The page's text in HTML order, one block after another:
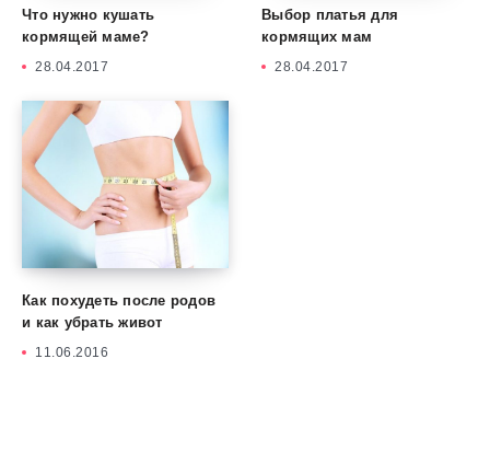
Что нужно кушать
кормящей маме?
28.04.2017
Выбор платья для
кормящих мам
28.04.2017
Как похудеть после родов
и как убрать живот
11.06.2016